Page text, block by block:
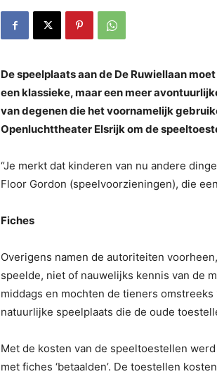
De speelplaats aan de De Ruwiellaan
een klassieke, maar een meer
van degenen die het voornamelijk
Openluchttheater Elsrijk om de
“Je merkt dat kinderen van nu andere
Floor Gordon (speelvoorzieningen), die
Fiches
Overigens namen de autoriteiten
speelde, niet of nauwelijks kennis van de
middags en mochten de tieners
natuurlijke speelplaats die de oude
Met de kosten van de speeltoestellen
met fiches ‘betaalden’. De toestellen